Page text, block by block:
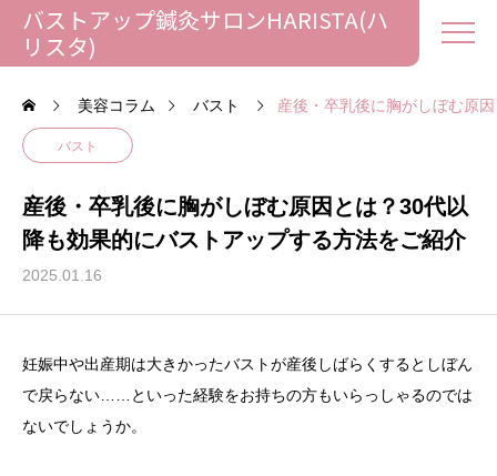
バストアップ鍼灸サロンHARISTA(ハ
リスタ)
美容コラム バスト 産後・卒乳後に胸がしぼむ原
バスト
産後・卒乳後に胸がしぼむ原因とは？30代以
降も効果的にバストアップする方法をご紹介
2025.01.16
妊娠中や出産期は大きかったバストが産後しばらくするとしぼん
で戻らない……といった経験をお持ちの方もいらっしゃるのでは
ないでしょうか。